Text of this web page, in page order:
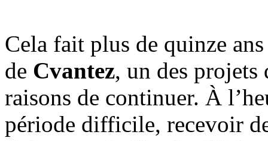
Cela fait plus de quinze
de Cvantez, un des projets
raisons de continuer. À
période difficile, recevoir